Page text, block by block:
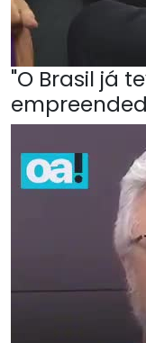
"O Brasil já